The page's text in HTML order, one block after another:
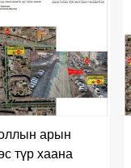
арын
түр хаана